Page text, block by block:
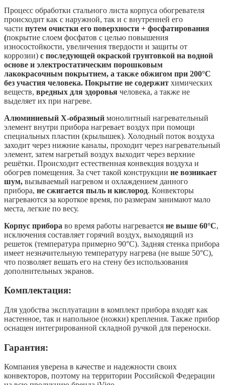
Процесс обработки стального листа корпуса обогревателя
происходит как с наружной, так и с внутренней его
части путем очистки его поверхности + фосфатирования
(покрытие слоем фосфатов с целью повышения
износостойкости, увеличения твердости и защиты от
коррозии) с последующей окраской грунтовкой на водной
основе и электростатическим порошковым
лакокрасочным покрытием, а также обжигом при 200°C
без участия человека. Покрытие не содержит химических
веществ, вредных для здоровья человека, а также не
выделяет их при нагреве.
Алюминиевый Х-образный монолитный нагревательный
элемент внутри прибора нагревает воздух при помощи
специальных пластин (крылышек). Холодный поток воздуха
заходит через нижние каналы, проходит через нагревательный
элемент, затем нагретый воздух выходит через верхние
решётки. Происходит естественная конвекция воздуха и
обогрев помещения. За счет такой конструкции не возникает
шум, вызываемый нагревом и охлаждением данного
прибора, не сжигается пыль и кислород. Конвекторы
нагреваются за короткое время, по размерам занимают мало
места, легкие по весу.
Корпус прибора во время работы нагревается не выше 60°С,
исключения составляет горячий воздух, выходящий из
решеток (температура примерно 90°С). Задняя стенка прибора
имеет незначительную температуру нагрева (не выше 50°С),
что позволяет вешать его на стену без использования
дополнительных экранов.
Комплектация:
Для удобства эксплуатации в комплект прибора входят как
настенное, так и напольное (ножки) крепления. Также прибор
оснащен интегрированной складной ручкой для переноски.
Гарантия:
Компания уверена в качестве и надежности своих
конвекторов, поэтому на территории Российской Федерации